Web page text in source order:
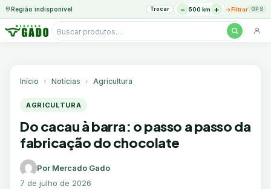
Região indisponível Trocar − 500 km + →Filtrar GPS
Pesquisar
Início Notícias Agricultura
AGRICULTURA
Do cacau à barra: o passo a passo da
fabricação do chocolate
Por Mercado Gado
7 de julho de 2026